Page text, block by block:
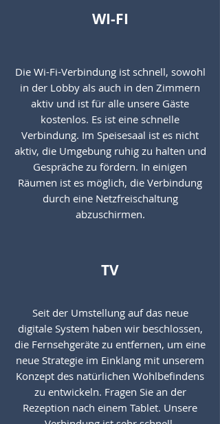
WI-FI
Die Wi-Fi-Verbindung ist schnell, sowohl
in der Lobby als auch in den Zimmern
aktiv und ist für alle unsere Gäste
kostenlos. Es ist eine schnelle
Verbindung. Im Speisesaal ist es nicht
aktiv, die Umgebung ruhig zu halten und
Gespräche zu fördern. In einigen
Räumen ist es möglich, die Verbindung
durch eine Netzfreischaltung
abzuschirmen.
TV
Seit der Umstellung auf das neue
digitale System haben wir beschlossen,
die Fernsehgeräte zu entfernen, um eine
neue Strategie im Einklang mit unserem
Konzept des natürlichen Wohlbefindens
zu entwickeln. Fragen Sie an der
Rezeption nach einem Tablet. Unsere